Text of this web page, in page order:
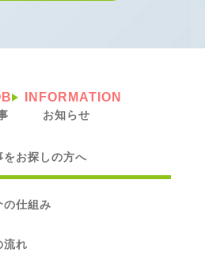
INFORMATION
お知らせ
をお探しの方へ
の仕組み
流れ